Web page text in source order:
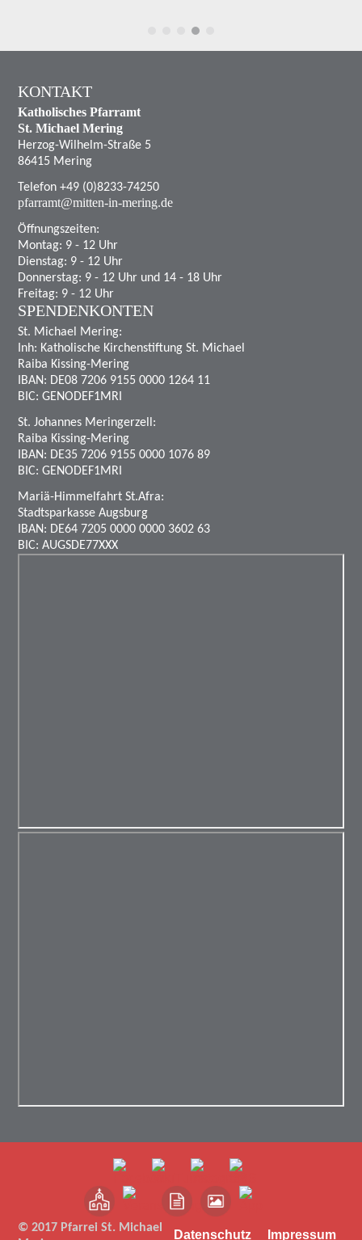
KONTAKT
Katholisches Pfarramt
St. Michael Mering
Herzog-Wilhelm-Straße 5
86415 Mering
Telefon +49 (0)8233-74250
pfarramt@mitten-in-mering.de
Öffnungszeiten:
Montag: 9 - 12 Uhr
Dienstag: 9 - 12 Uhr
Donnerstag: 9 - 12 Uhr und 14 - 18 Uhr
Freitag: 9 - 12 Uhr
SPENDENKONTEN
St. Michael Mering:
Inh: Katholische Kirchenstiftung St. Michael
Raiba Kissing-Mering
IBAN: DE08 7206 9155 0000 1264 11
BIC: GENODEF1MRI
St. Johannes Meringerzell:
Raiba Kissing-Mering
IBAN: DE35 7206 9155 0000 1076 89
BIC: GENODEF1MRI
Mariä-Himmelfahrt St.Afra:
Stadtsparkasse Augsburg
IBAN: DE64 7205 0000 0000 3602 63
BIC: AUGSDE77XXX
© 2017 Pfarrei St. Michael
Datenschutz Impressum